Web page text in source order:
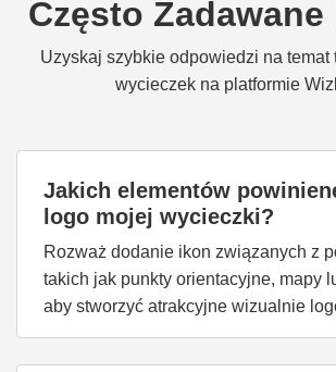
Często Zadawane
Uzyskaj szybkie odpowiedzi na temat
wycieczek na platformie
Jakich elementów
logo mojej wycieczki?
Rozważ dodanie ikon związanych z
takich jak punkty orientacyjne, mapy
aby stworzyć atrakcyjne wizualnie